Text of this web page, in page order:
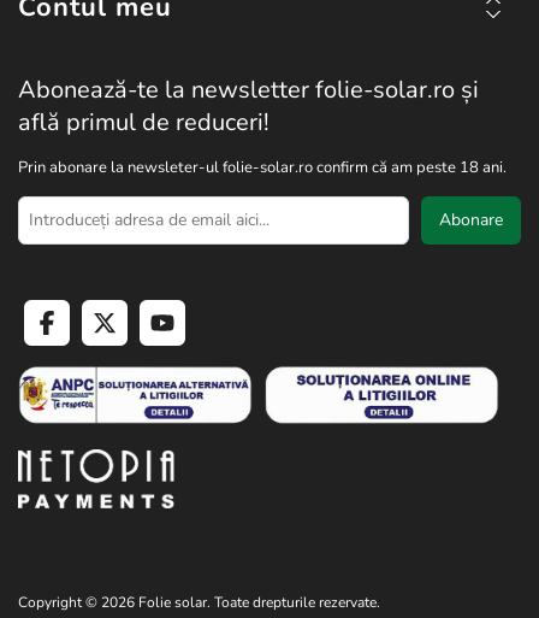
Abonează-te la newsletter folie-solar.ro și
află primul de reduceri!
Prin abonare la newsleter-ul folie-solar.ro confirm că am peste 18 ani.
Abonare
Copyright © 2026 Folie solar. Toate drepturile rezervate.